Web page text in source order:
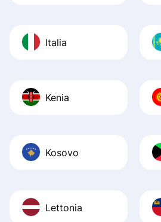
Italia
Kenia
Kosovo
Lettonia